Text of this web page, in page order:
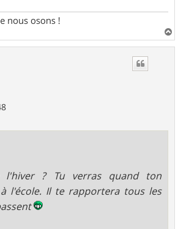
nous osons !
a
l'hiver ? Tu verras quand ton
l'école. Il te rapportera tous les